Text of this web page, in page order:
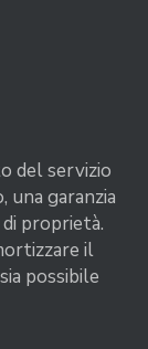
del servizio
una garanzia
proprietà.
il
possibile